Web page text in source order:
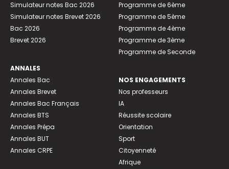
Simulateur notes Bac 2026
Simulateur notes Brevet 2026
Bac 2026
Brevet 2026
ANNALES
Annales Bac
Annales Brevet
Annales Bac Français
Annales BTS
Annales Prépa
Annales BUT
Annales CRPE
Programme de 6ème
Programme de 5ème
Programme de 4ème
Programme de 3ème
Programme de Seconde
NOS ENGAGEMENTS
Nos professeurs
IA
Réussite scolaire
Orientation
Sport
Citoyenneté
Afrique